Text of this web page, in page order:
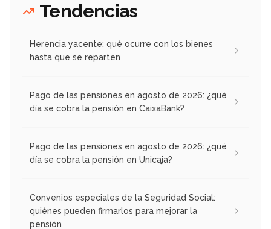
Tendencias
Herencia yacente: qué ocurre con los bienes
hasta que se reparten
Pago de las pensiones en agosto de 2026: ¿qué
día se cobra la pensión en CaixaBank?
Pago de las pensiones en agosto de 2026: ¿qué
día se cobra la pensión en Unicaja?
Convenios especiales de la Seguridad Social:
quiénes pueden firmarlos para mejorar la
pensión